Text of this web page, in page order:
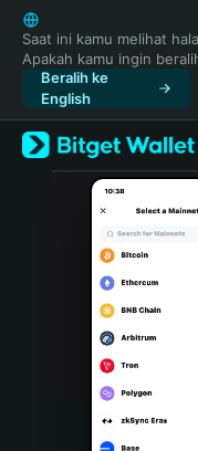
English
日本語
Tiếng Việt
Русский
Español
Türkçe
Italiano
Português (Portugal)
Bahasa Indonesia
Saat ini kamu melihat
Apakah kamu ingin
Beralih ke
English